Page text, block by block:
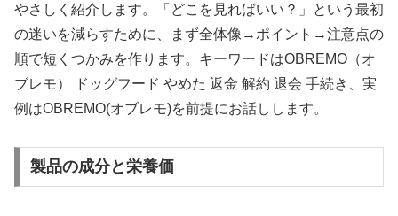
やさしく紹介します。「どこを見ればいい？」という最初
の迷いを減らすために、まず全体像→ポイント→注意点の
順で短くつかみを作ります。キーワードはOBREMO（オ
ブレモ） ドッグフード やめた 返金 解約 退会 手続き、実
例はOBREMO(オブレモ)を前提にお話しします。
製品の成分と栄養価